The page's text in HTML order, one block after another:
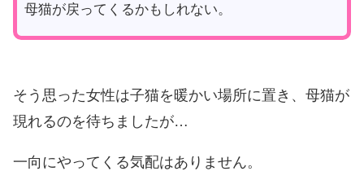
母猫が戻ってくるかもしれない。
そう思った女性は子猫を暖かい場所に置き、母猫が
現れるのを待ちましたが…
一向にやってくる気配はありません。